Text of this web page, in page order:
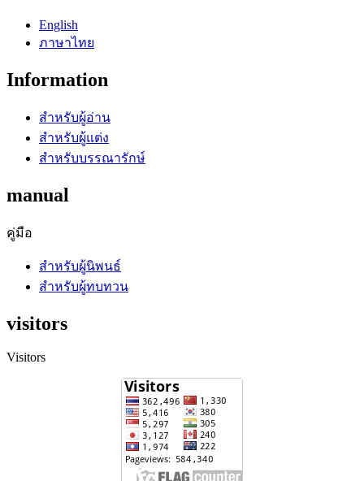
English
ภาษาไทย
Information
สำหรับผู้อ่าน
สำหรับผู้แต่ง
สำหรับบรรณารักษ์
manual
คู่มือ
สำหรับผู้นิพนธ์
สำหรับผู้ทบทวน
visitors
Visitors